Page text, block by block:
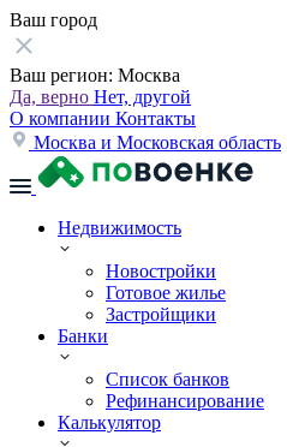
Ваш город
Ваш регион: Москва
Да, верно Нет, другой
О компании Контакты
Москва и Московская область
Недвижимость
Новостройки
Готовое жилье
Застройщики
Банки
Список банков
Рефинансирование
Калькулятор